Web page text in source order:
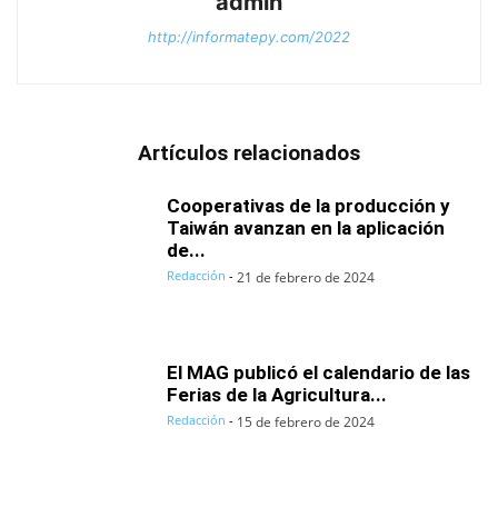
http://informatepy.com/2022
Artículos relacionados
Cooperativas de la producción y
Taiwán avanzan en la aplicación
de...
Redacción - 21 de febrero de 2024
El MAG publicó el calendario de las
Ferias de la Agricultura...
Redacción - 15 de febrero de 2024